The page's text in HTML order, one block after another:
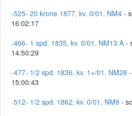
-525- 20 krone 1877, kv. 0/01. NM4 -
16:02:17
-466- 1 spd. 1835, kv. 0/01. NM13 A -
14:50:29
-477- 1/2 spd. 1836, kv. 1+/01. NM28
15:00:43
-512- 1/2 spd. 1862, kv. 0/01, NM9 -